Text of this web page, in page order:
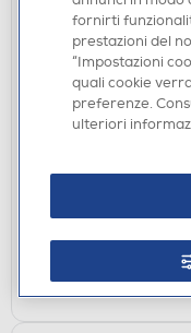
ACCESSORI HOME
ABYSSE -
fornirti
prestazioni del
“Impostazioni
quali cookie
preferenze.
ulteriori